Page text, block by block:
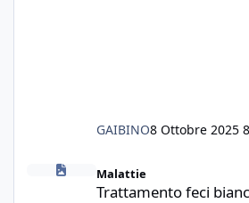
GAIBINO8 Ottobre 2025
Trattamento feci bianche e inappetenza
Malattie
Trattamento feci